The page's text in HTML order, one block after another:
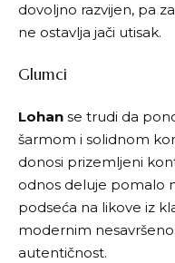
dovoljno razvijen, pa
ne ostavlja jači utisak.
Glumci
Lohan se trudi da
šarmom i solidnom
donosi prizemljeni
odnos deluje pomalo
podseća na likove iz
modernim
autentičnost.